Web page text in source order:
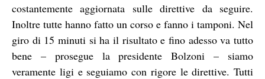
costantemente aggiornata sulle direttive da seguire.
Inoltre tutte hanno fatto un corso e fanno i tamponi. Nel
giro di 15 minuti si ha il risultato e fino adesso va tutto
bene – prosegue la presidente Bolzoni – siamo
veramente ligi e seguiamo con rigore le direttive. Tutti